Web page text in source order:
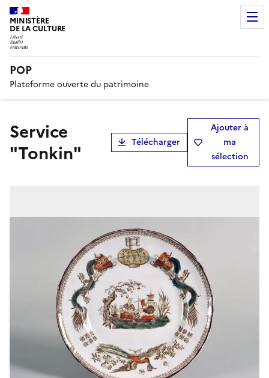
MINISTÈRE
DE LA CULTURE
POP
Plateforme ouverte du patrimoine
Service
"Tonkin"
Télécharger
Ajouter à
ma
sélection